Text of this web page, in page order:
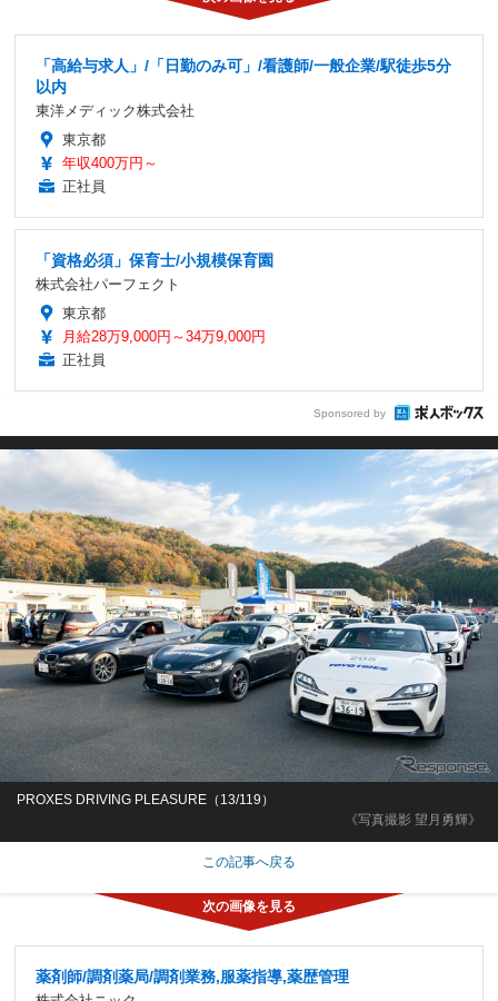
「高給与求人」/「日勤のみ可」/看護師/一般企業/駅徒歩5分
以内
東洋メディック株式会社
東京都
年収400万円～
正社員
「資格必須」保育士/小規模保育園
株式会社パーフェクト
東京都
月給28万9,000円～34万9,000円
正社員
Sponsored by
《写真撮影 望月勇輝》
PROXES DRIVING PLEASURE（13/119）
この記事へ戻る
薬剤師/調剤薬局/調剤業務,服薬指導,薬歴管理